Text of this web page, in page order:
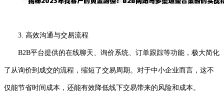
3. 高效沟通与交易流程
B2B平台提供的在线聊天、询价系统、订单跟踪等功能，极大简化
了从询价到成交的流程，缩短了交易周期。对于中小企业而言，这不
仅能节省时间成本，还能有效降低线下交易带来的风险和成本。